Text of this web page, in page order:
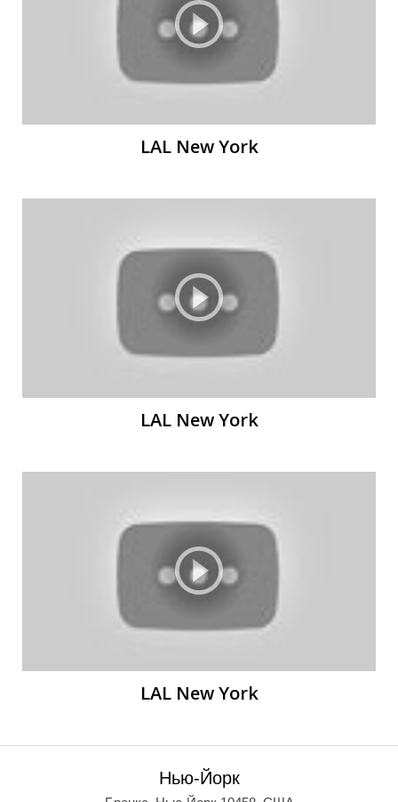
LAL New York
LAL New York
LAL New York
Нью-Йорк